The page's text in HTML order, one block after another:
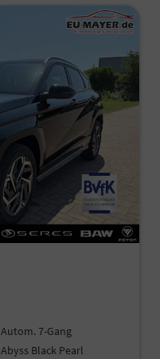
Autom. 7-Gang
Abyss Black Pearl